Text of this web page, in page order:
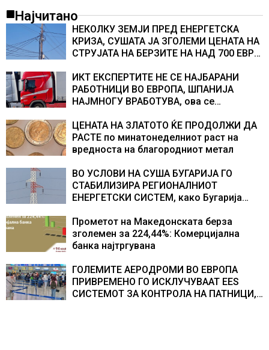
Најчитано
НЕКОЛКУ ЗЕМЈИ ПРЕД ЕНЕРГЕТСКА
КРИЗА, СУШАТА ЈА ЗГОЛЕМИ ЦЕНАТА НА
СТРУЈАТА НА БЕРЗИТЕ НА НАД 700 ЕВРА
ИКТ ЕКСПЕРТИТЕ НЕ СЕ НАЈБАРАНИ
РАБОТНИЦИ ВО ЕВРОПА, ШПАНИЈА
НАЈМНОГУ ВРАБОТУВА, oва се
година
ЦЕНАТА НА ЗЛАТОТО ЌЕ ПРОДОЛЖИ ДА
РАСТЕ по минатонеделниот раст на
вредноста на благородниот метал
ВО УСЛОВИ НА СУША БУГАРИЈА ГО
СТАБИЛИЗИРА РЕГИОНАЛНИОТ
ЕНЕРГЕТСКИ СИСТЕМ, како Бугарија
складирање на енергија од батерии
Прометот на Македонската берза
зголемен за 224,44%: Комерцијална
банка најтргувана
ГОЛЕМИТЕ АЕРОДРОМИ ВО ЕВРОПА
ПРИВРЕМЕНО ГО ИСКЛУЧУВААТ ЕЕS
СИСТЕМОТ ЗА КОНТРОЛА НА ПАТНИЦИ,